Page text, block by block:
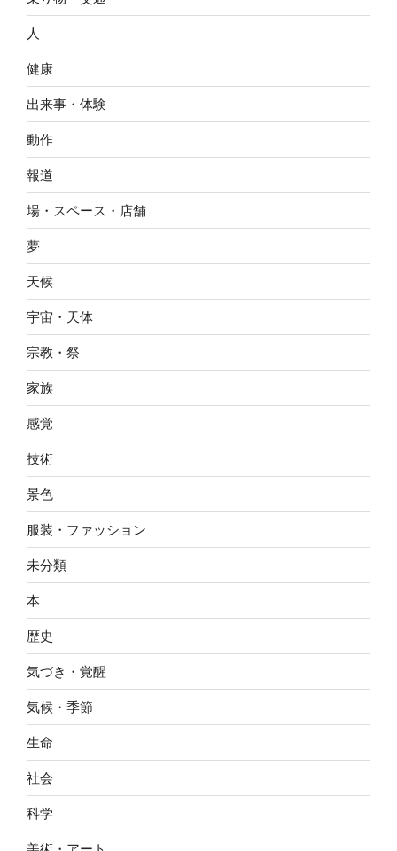
人
健康
出来事・体験
動作
報道
場・スペース・店舗
夢
天候
宇宙・天体
宗教・祭
家族
感覚
技術
景色
服装・ファッション
未分類
本
歴史
気づき・覚醒
気候・季節
生命
社会
科学